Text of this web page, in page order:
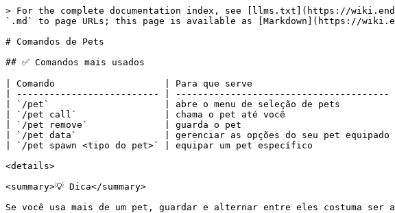
> For the complete documentation index, see [llms.txt](https://
`.md` to page URLs; this page is available as [Markdown](https://
# Comandos de Pets
## ✅ Comandos mais usados
| Comando                    | Para que serve                          |
| -------------------------- | --------------------------------------- |
| `/pet`                     | abre o menu de seleção de pets          |
| `/pet call`                | chama o pet até você                    |
| `/pet remove`              | guarda o pet                            |
| `/pet data`                | gerenciar as opções do seu pet equipado |
| `/pet spawn <tipo do pet>` | equipar um pet específico               |
<details>
<summary>💡 Dica</summary>
Se você usa mais de um pet, guardar e alternar entre eles costuma ser